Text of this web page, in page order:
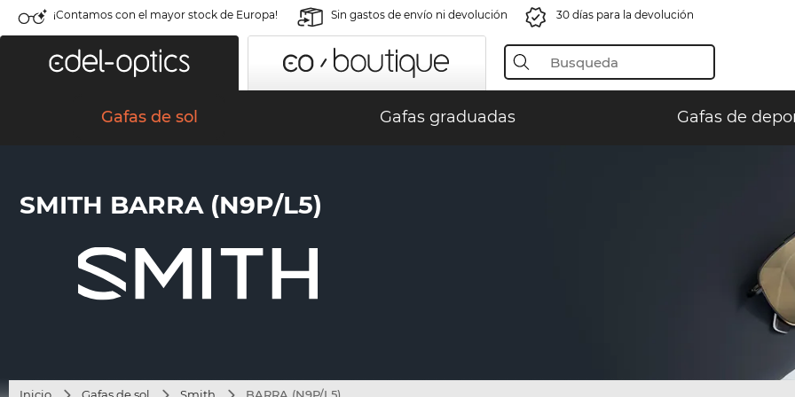
¡Contamos con el mayor stock de Europa! Sin gastos de envío ni devolución 30 días para la devolución
Gafas de sol Gafas graduadas Gafas de
SMITH BARRA (N9P/L5)